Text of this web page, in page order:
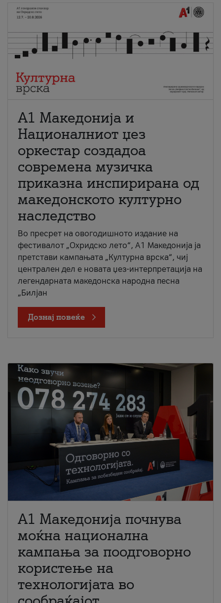
А1 Македонија и
Националниот џез
оркестар создадоа
современа музичка
приказна инспирирана од
македонското културно
наследство
Во пресрет на овогодишното издание на
фестивалот „Охридско лето“, А1 Македонија ја
претстави кампањата „Културна врска“, чиј
централен дел е новата џез-интерпретација на
легендарната македонска народна песна
„Билјан
Дознај повеќе
A1 Македонија почнува
моќна национална
кампања за поодговорно
користење на
технологијата во